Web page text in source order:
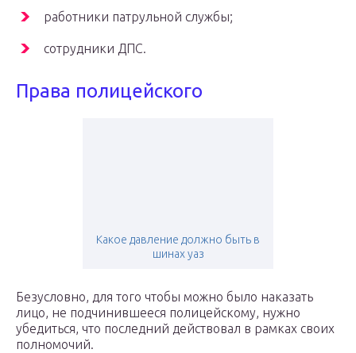
работники патрульной службы;
сотрудники ДПС.
Права полицейского
Какое давление должно быть в
шинах уаз
Безусловно, для того чтобы можно было наказать
лицо, не подчинившееся полицейскому, нужно
убедиться, что последний действовал в рамках своих
полномочий.